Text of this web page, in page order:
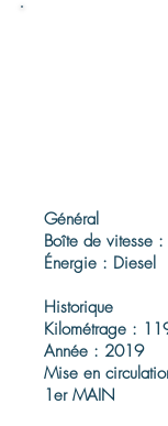
Général
Boîte de vitesse
Énergie : Diesel
Historique
Kilométrage :
Année : 2019
Mise en
1er MAIN